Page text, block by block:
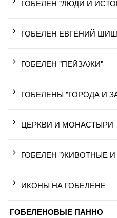
ГОБЕЛЕН "ЛЮДИ И
ГОБЕЛЕН ЕВГЕНИЙ
ГОБЕЛЕН "ПЕЙЗАЖИ"
ГОБЕЛЕНЫ "ГОРОДА И
ЦЕРКВИ И МОНАСТЫРИ
ГОБЕЛЕН "ЖИВОТНЫЕ
ИКОНЫ НА ГОБЕЛЕНЕ
ГОБЕЛЕНОВЫЕ ПАННО